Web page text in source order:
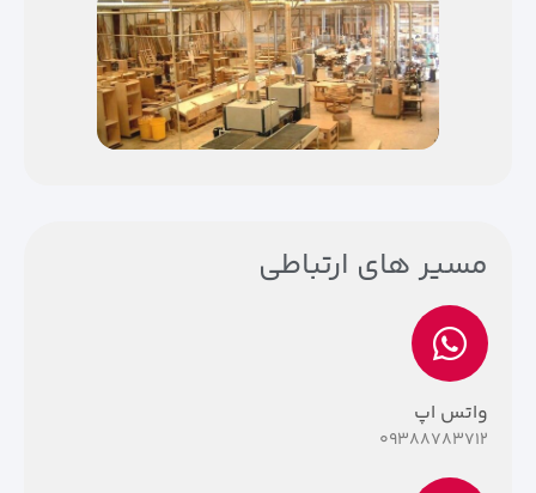
مسیر های ارتباطی​
واتس اپ
۰۹۳۸۸۷۸۳۷۱۲